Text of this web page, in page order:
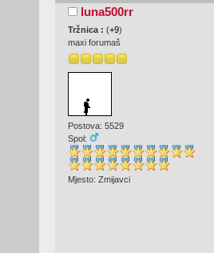
luna500rr
Tržnica : (+9)
maxi forumaš
Postova: 5529
Spol:
Mjesto: Zmijavci